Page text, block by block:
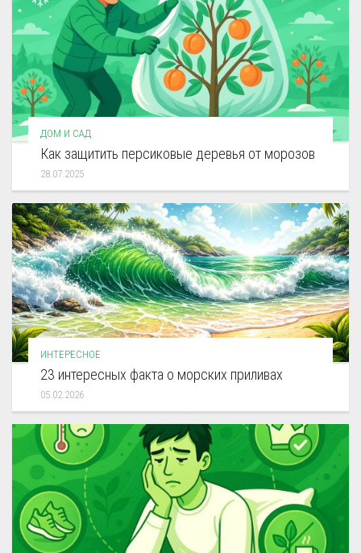
ДОМ И САД
Как защитить персиковые деревья от морозов
28.07.2025
ИНТЕРЕСНОЕ
23 интересных факта о морских приливах
05.02.2026